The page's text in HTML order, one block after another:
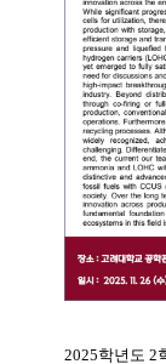
2025학년도 2